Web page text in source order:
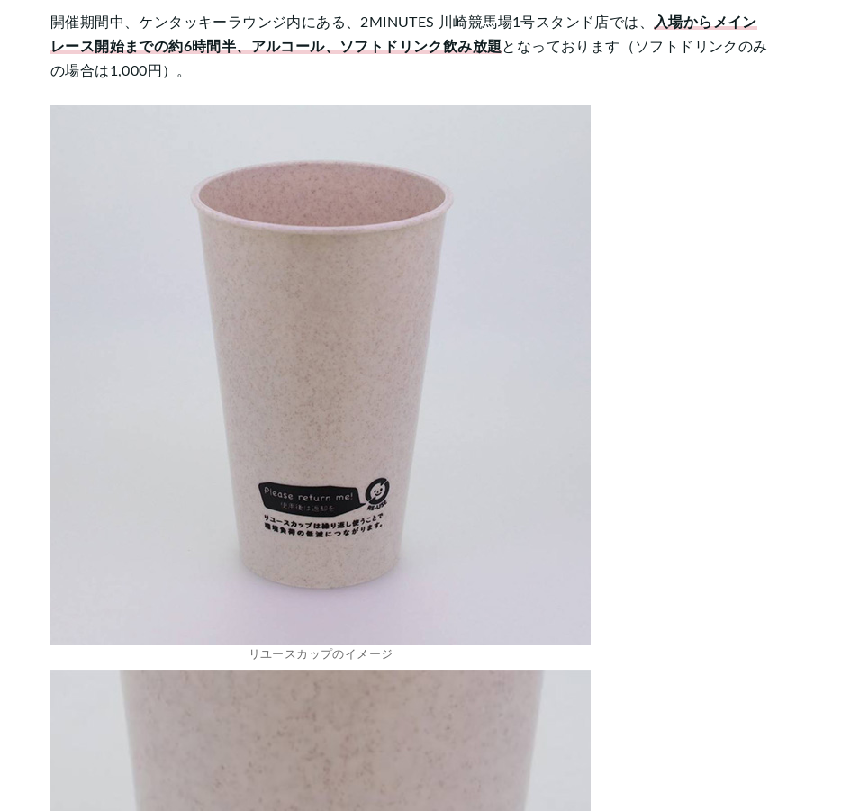
開催期間中、ケンタッキーラウンジ内にある、2MINUTES 川崎競馬場1号スタンド店では、
入場からメイン
レース開始までの約6時間半、アルコール、ソフトドリンク飲み放題となっております（ソフトドリンクのみ
の場合は1,000円）。
リユースカップのイメージ